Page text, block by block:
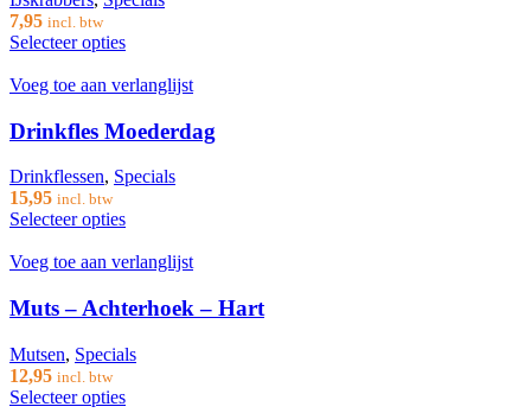
7,95 incl. btw
Selecteer opties
Voeg toe aan verlanglijst
Drinkfles Moederdag
Drinkflessen, Specials
15,95 incl. btw
Selecteer opties
Voeg toe aan verlanglijst
Muts – Achterhoek – Hart
Mutsen, Specials
12,95 incl. btw
Selecteer opties